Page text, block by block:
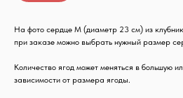
На фото сердце М (диаметр 23 см) из
при заказе можно выбрать нужный размер
Количество ягод может меняться в большую
зависимости от размера ягоды.